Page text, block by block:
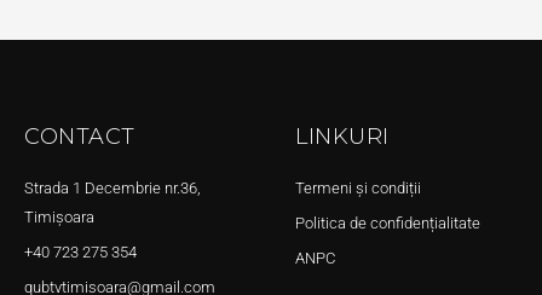
CONTACT
Strada 1 Decembrie nr.36,
Timișoara
+40 723 275 354
qubtvtimisoara@gmail.com
LINKURI
Termeni și condiții
Politica de confidențialitate
ANPC